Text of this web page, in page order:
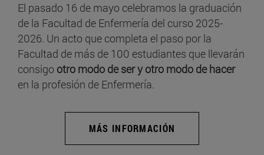
El pasado 16 de mayo celebramos la graduación
de la Facultad de Enfermería del curso 2025-
2026. Un acto que completa el paso por la
Facultad de más de 100 estudiantes que llevarán
consigo otro modo de ser y otro modo de hacer
en la profesión de Enfermería.
MÁS INFORMACIÓN